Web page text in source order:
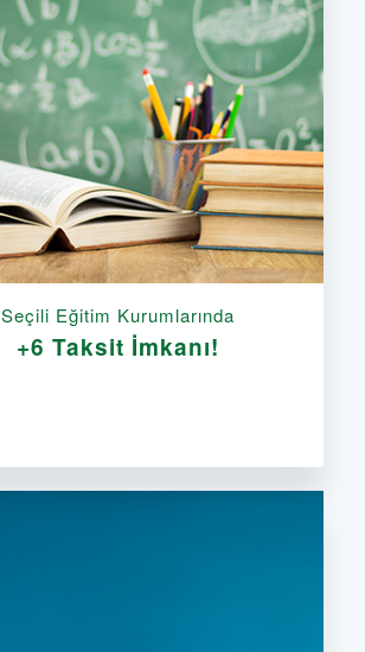
Seçili Eğitim Kurumlarında
+6 Taksit İmkanı!